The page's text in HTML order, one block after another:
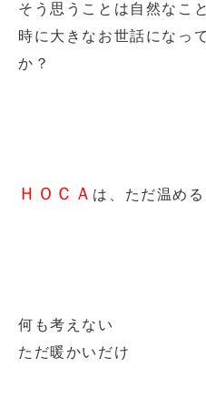
そう思うことは自然なこ
時に大きなお世話になっ
か？
ＨＯＣＡ は、ただ温め
何も考えない
ただ暖かいだけ